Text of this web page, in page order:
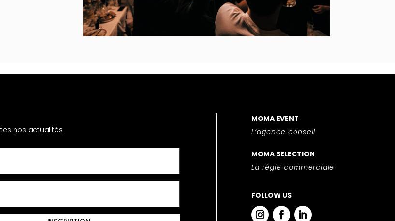
nos actualités
MOMA EVENT
L’agence conseil
MOMA SELECTION
La régie commerciale
FOLLOW US